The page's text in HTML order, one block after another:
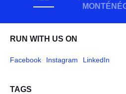
RUN WITH US ON
Facebook Instagram LinkedIn
TAGS